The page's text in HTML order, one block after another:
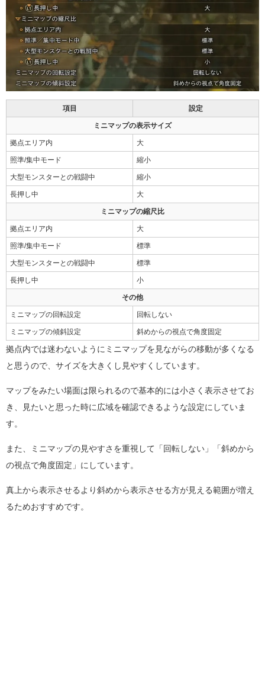
項目 設定
ミニマップの表示サイズ
拠点エリア内 大
照準/集中モード 縮小
大型モンスターとの戦闘中 縮小
長押し中 大
ミニマップの縮尺比
拠点エリア内 大
照準/集中モード 標準
大型モンスターとの戦闘中 標準
長押し中 小
その他
ミニマップの回転設定 回転しない
ミニマップの傾斜設定 斜めからの視点で角度固定
拠点内では迷わないようにミニマップを見ながらの移動が多くなる
と思うので、サイズを大きくし見やすくしています。
マップをみたい場面は限られるので基本的には小さく表示させてお
き、見たいと思った時に広域を確認できるような設定にしていま
す。
また、ミニマップの見やすさを重視して「回転しない」「斜めから
の視点で角度固定」にしています。
真上から表示させるより斜めから表示させる方が見える範囲が増え
るためおすすめです。